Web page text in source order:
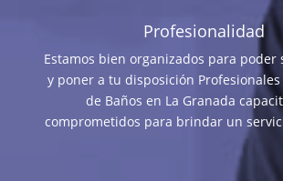
Profesionalidad
Estamos bien organizados para poder
y poner a tu disposición Profesionales
de Baños en La Granada
comprometidos para brindar un